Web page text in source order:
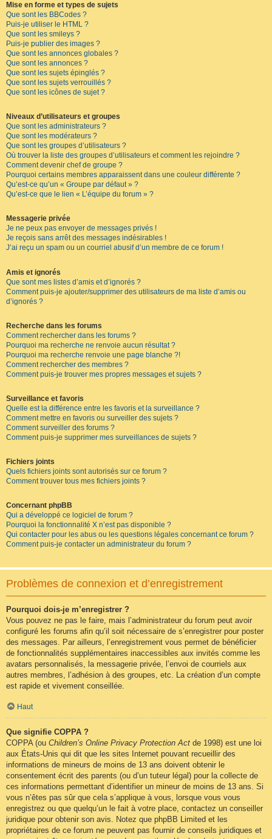
Mise en forme et types de sujets
Que sont les BBCodes ?
Puis-je utiliser le HTML ?
Que sont les smileys ?
Puis-je publier des images ?
Que sont les annonces globales ?
Que sont les annonces ?
Que sont les sujets épinglés ?
Que sont les sujets verrouillés ?
Que sont les icônes de sujet ?
Niveaux d’utilisateurs et groupes
Que sont les administrateurs ?
Que sont les modérateurs ?
Que sont les groupes d’utilisateurs ?
Où trouver la liste des groupes d’utilisateurs et comment les rejoindre ?
Comment devenir chef de groupe ?
Pourquoi certains membres apparaissent dans une couleur différente ?
Qu’est-ce qu’un « Groupe par défaut » ?
Qu’est-ce que le lien « L’équipe du forum » ?
Messagerie privée
Je ne peux pas envoyer de messages privés !
Je reçois sans arrêt des messages indésirables !
J’ai reçu un spam ou un courriel abusif d’un membre de ce forum !
Amis et ignorés
Que sont mes listes d’amis et d’ignorés ?
Comment puis-je ajouter/supprimer des utilisateurs de ma liste d’amis ou
d’ignorés ?
Recherche dans les forums
Comment rechercher dans les forums ?
Pourquoi ma recherche ne renvoie aucun résultat ?
Pourquoi ma recherche renvoie une page blanche ?!
Comment rechercher des membres ?
Comment puis-je trouver mes propres messages et sujets ?
Surveillance et favoris
Quelle est la différence entre les favoris et la surveillance ?
Comment mettre en favoris ou surveiller des sujets ?
Comment surveiller des forums ?
Comment puis-je supprimer mes surveillances de sujets ?
Fichiers joints
Quels fichiers joints sont autorisés sur ce forum ?
Comment trouver tous mes fichiers joints ?
Concernant phpBB
Qui a développé ce logiciel de forum ?
Pourquoi la fonctionnalité X n’est pas disponible ?
Qui contacter pour les abus ou les questions légales concernant ce forum ?
Comment puis-je contacter un administrateur du forum ?
Problèmes de connexion et d’enregistrement
Pourquoi dois-je m’enregistrer ?
Vous pouvez ne pas le faire, mais l’administrateur du forum peut avoir
configuré les forums afin qu’il soit nécessaire de s’enregistrer pour poster
des messages. Par ailleurs, l’enregistrement vous permet de bénéficier
de fonctionnalités supplémentaires inaccessibles aux invités comme les
avatars personnalisés, la messagerie privée, l’envoi de courriels aux
autres membres, l’adhésion à des groupes, etc. La création d’un compte
est rapide et vivement conseillée.
Haut
Que signifie COPPA ?
COPPA (ou Children’s Online Privacy Protection Act de 1998) est une loi
aux États-Unis qui dit que les sites Internet pouvant recueillir des
informations de mineurs de moins de 13 ans doivent obtenir le
consentement écrit des parents (ou d’un tuteur légal) pour la collecte de
ces informations permettant d’identifier un mineur de moins de 13 ans. Si
vous n’êtes pas sûr que cela s’applique à vous, lorsque vous vous
enregistrez ou que quelqu’un le fait à votre place, contactez un conseiller
juridique pour obtenir son avis. Notez que phpBB Limited et les
propriétaires de ce forum ne peuvent pas fournir de conseils juridiques et